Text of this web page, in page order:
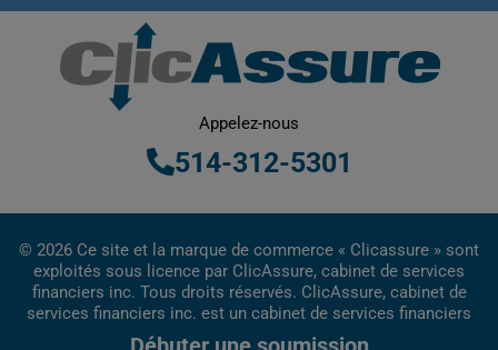
Appelez-nous
514-312-5301
© 2026 Ce site et la marque de commerce « Clicassure » sont
exploités sous licence par ClicAssure, cabinet de services
financiers inc. Tous droits réservés. ClicAssure, cabinet de
services financiers inc. est un cabinet de services financiers
inscrit au Québec.